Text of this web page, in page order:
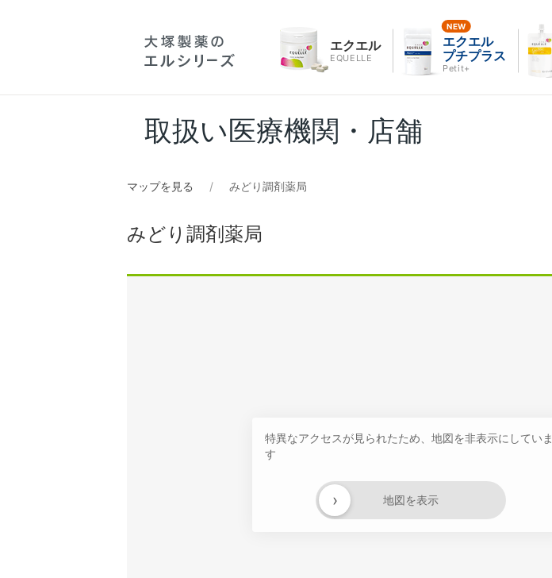
エクエル
EQUELLE
エクエル
プチプラス
Petit+
取扱い医療機関・店舗
マップを見る みどり調剤薬局
みどり調剤薬局
特異なアクセスが見られたため、地図を非表示にしていま
す
地図を表示
›